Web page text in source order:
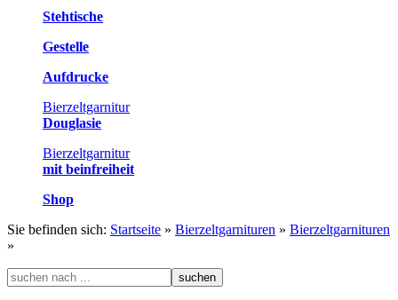
Stehtische
Gestelle
Aufdrucke
Bierzeltgarnitur
Douglasie
Bierzeltgarnitur
mit beinfreiheit
Shop
Sie befinden sich: Startseite » Bierzeltgarnituren » Bierzeltgarnituren
»